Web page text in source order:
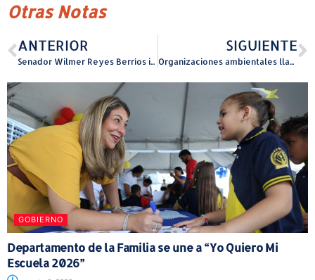
Otras Notas
ANTERIOR
Senador Wilmer Reyes Berríos impulsa medida para garantizar acceso a representación legal en reclamaciones laborales
SIGUIENTE
Organizaciones ambientales llaman a defender las costas durante el 18vo Festival del Tinglar
GOBIERNO
Departamento de la Familia se une a “Yo Quiero Mi
Escuela 2026”